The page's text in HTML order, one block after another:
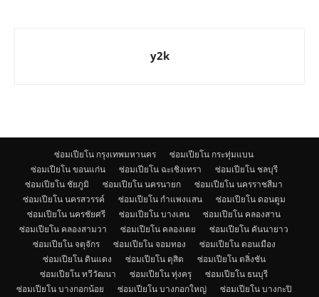
y2k
ซ่อมเปียโน กรุงเทพมหานคร
ซ่อมเปียโน กระทุ่มแบน
ซ่อมเปียโน ขอนแก่น
ซ่อมเปียโน ฉะเชิงเทรา
ซ่อมเปียโน ชลบุรี
ซ่อมเปียโน ชัยภูมิ
ซ่อมเปียโน นครนายก
ซ่อมเปียโน นครราชสีมา
ซ่อมเปียโน นครสวรรค์
ซ่อมเปียโน กำแพงแสน
ซ่อมเปียโน ดอนตูม
ซ่อมเปียโน นครชัยศรี
ซ่อมเปียโน บางเลน
ซ่อมเปียโน คลองสาน
ซ่อมเปียโน คลองสามวา
ซ่อมเปียโน คลองเตย
ซ่อมเปียโน คันนายาว
ซ่อมเปียโน จตุจักร
ซ่อมเปียโน จอมทอง
ซ่อมเปียโน ดอนเมือง
ซ่อมเปียโน ดินแดง
ซ่อมเปียโน ดุสิต
ซ่อมเปียโน ตลิ่งชัน
ซ่อมเปียโน ทวีวัฒนา
ซ่อมเปียโน ทุ่งครุ
ซ่อมเปียโน ธนบุรี
ซ่อมเปียโน บางกอกน้อย
ซ่อมเปียโน บางกอกใหญ่
ซ่อมเปียโน บางกะปิ